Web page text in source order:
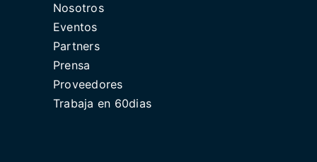
Nosotros
Eventos
Partners
Prensa
Proveedores
Trabaja en 60dias